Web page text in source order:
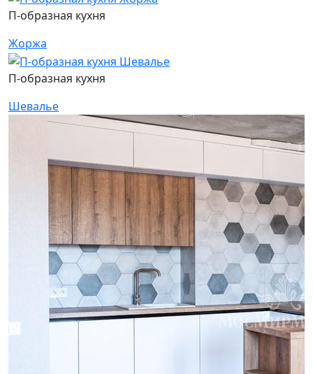
П-образная кухня
Жоржа
П-образная кухня
Шевалье